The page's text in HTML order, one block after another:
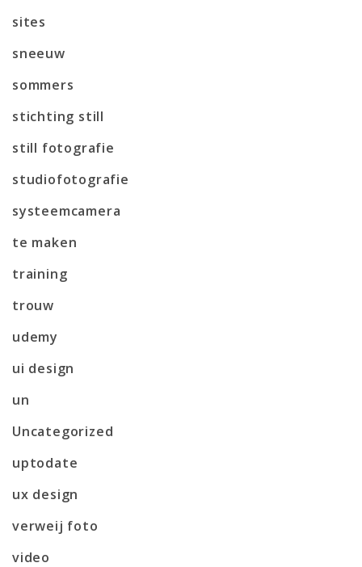
sites
sneeuw
sommers
stichting still
still fotografie
studiofotografie
systeemcamera
te maken
training
trouw
udemy
ui design
un
Uncategorized
uptodate
ux design
verweij foto
video